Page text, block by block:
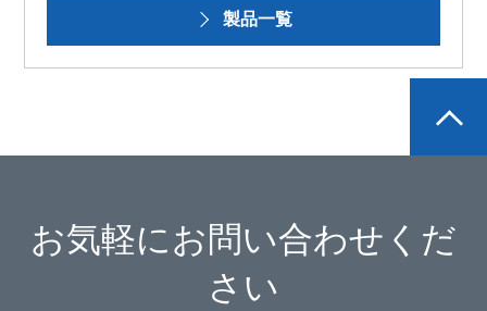
製品一覧
お気軽にお問い合わせくだ
さい